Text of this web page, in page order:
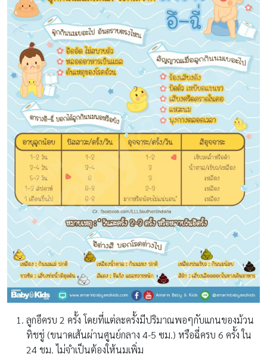
ลูกอึครบ 2 ครั้ง โดยที่แต่ละครั้งมีปริมาณพอๆกับแกนของม้วน
ทิชชู่ (ขนาดเส้นผ่านศูนย์กลาง 4-5 ซม.) หรือฉี่ครบ 6 ครั้ง ใน
24 ชม. ไม่จำเป็นต้องให้นมเพิ่ม